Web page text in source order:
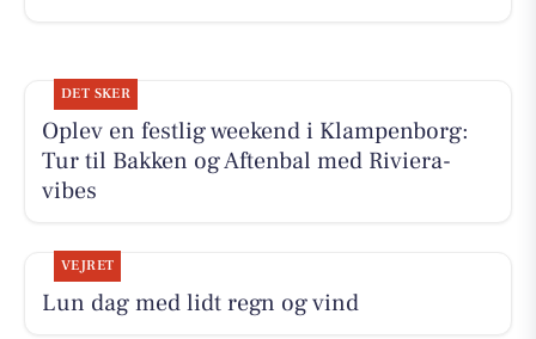
DET SKER
Oplev en festlig weekend i Klampenborg:
Tur til Bakken og Aftenbal med Riviera-
vibes
VEJRET
Lun dag med lidt regn og vind